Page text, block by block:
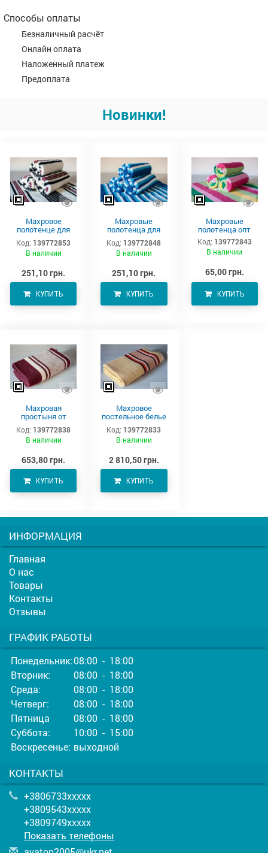
Способы оплаты
Безналичный расчёт
Онлайн оплата
Наложенный платеж
Предоплата
Новинки!
Махровое
полотенце для
тела 150х90 см
Код: 139772853
В наличии
251,10 грн.
КУПИТЬ
Махровые
полотенца для
тела –
производитель
Аватон
Код: 139772848
В наличии
251,10 грн.
КУПИТЬ
Махровые
полотенца опт
Код: 139772843
В наличии
65,00 грн.
КУПИТЬ
Махровая
простыня от
производителя
Аватон (220х190)
Код: 139772838
В наличии
653,80 грн.
КУПИТЬ
Махровое
постельное белье
220х190 см
Код: 139772833
В наличии
2 810,50 грн.
КУПИТЬ
ИНФОРМАЦИЯ
Главная
О нас
Товары
Контакты
Отзывы
ГРАФИК РАБОТЫ
Понедельник:08:00 - 18:00
Вторник:
08:00 - 18:00
Среда:
08:00 - 18:00
Четверг:
08:00 - 18:00
Пятница
08:00 - 18:00
Суббота:
10:00 - 15:00
Воскресенье: выходной
КОНТАКТЫ
+3806733xxxxx
+3809543xxxxx
+3809749xxxxx
Показать телефоны